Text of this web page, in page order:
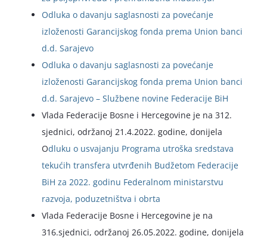
Odluka o davanju saglasnosti za povećanje
izloženosti Garancijskog fonda prema Union banci
d.d. Sarajevo
Odluka o davanju saglasnosti za povećanje
izloženosti Garancijskog fonda prema Union banci
d.d. Sarajevo – Službene novine Federacije BiH
Vlada Federacije Bosne i Hercegovine je na 312.
sjednici, održanoj 21.4.2022. godine, donijela
Odluku o usvajanju Programa utroška sredstava
tekućih transfera utvrđenih Budžetom Federacije
BiH za 2022. godinu Federalnom ministarstvu
razvoja, poduzetništva i obrta
Vlada Federacije Bosne i Hercegovine je na
316.sjednici, održanoj 26.05.2022. godine, donijela